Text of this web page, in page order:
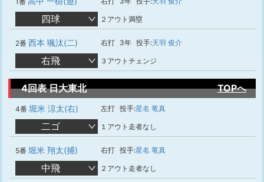
四球 ２アウト満塁
2番 西本 颯汰(二) 右打 3年 投手:天羽 俊介
右飛 ３アウトチェンジ
4回表 日大東北 TOPへ
4番 堀米 涼太(右) 左打 投手:星名 竜真
二ゴ １アウト走者なし
5番 堀米 翔太(捕) 右打 投手:星名 竜真
中飛 ２アウト走者なし